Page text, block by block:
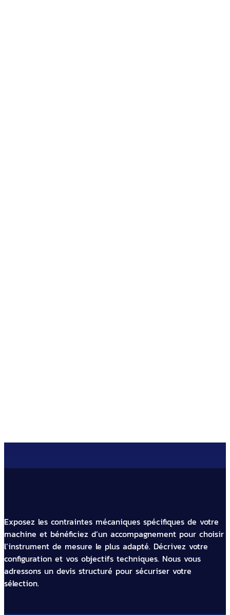
Exposez les contraintes mécaniques spécifiques de votre
machine et bénéficiez d’un accompagnement pour choisir
l’instrument de mesure le plus adapté. Décrivez votre
configuration et vos objectifs techniques. Nous vous
adressons un devis structuré pour sécuriser votre
sélection.